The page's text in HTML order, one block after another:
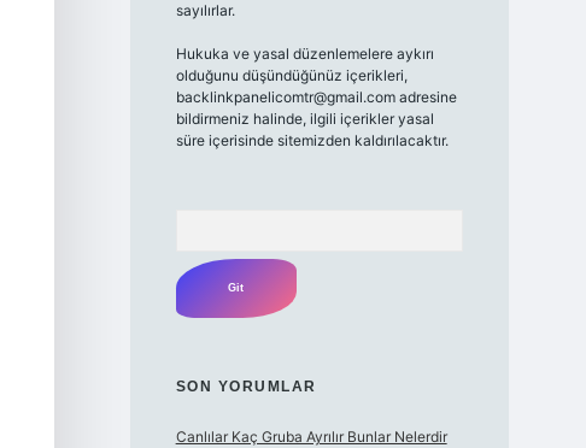
sayılırlar.
Hukuka ve yasal düzenlemelere aykırı
olduğunu düşündüğünüz içerikleri,
backlinkpanelicomtr@gmail.comadresine
bildirmeniz halinde, ilgili içerikler yasal
süre içerisinde sitemizden kaldırılacaktır.
SON YORUMLAR
Canlılar Kaç Gruba Ayrılır Bunlar Nelerdir